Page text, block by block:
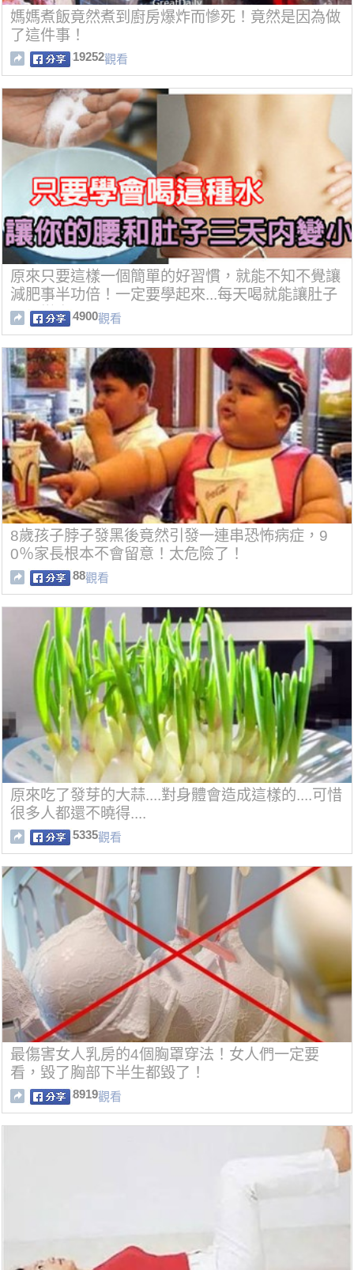
媽媽煮飯竟然煮到廚房爆炸而慘死！竟然是因為做
了這件事！
19252觀看
原來只要這樣一個簡單的好習慣，就能不知不覺讓
減肥事半功倍！一定要學起來...每天喝就能讓肚子
明顯變小喔！
4900觀看
8歲孩子脖子發黑後竟然引發一連串恐怖病症，9
0％家長根本不會留意！太危險了！
88觀看
原來吃了發芽的大蒜....對身體會造成這樣的....可惜
很多人都還不曉得....
5335觀看
最傷害女人乳房的4個胸罩穿法！女人們一定要
看，毀了胸部下半生都毀了！
8919觀看